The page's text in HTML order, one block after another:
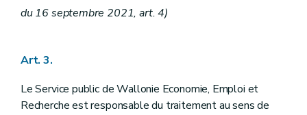
du 16 septembre 2021, art. 4)
Art. 3.
Le Service public de Wallonie Economie, Emploi et
Recherche est responsable du traitement au sens de